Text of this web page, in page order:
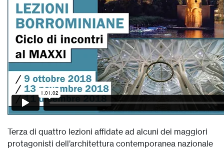
Terza di quattro lezioni affidate ad alcuni dei maggiori
protagonisti dell’architettura contemporanea nazionale